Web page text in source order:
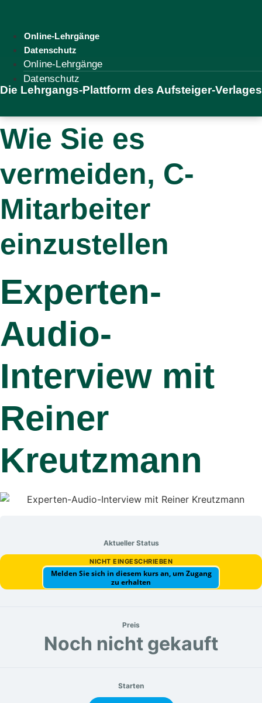
Online-Lehrgänge
Datenschutz
Online-Lehrgänge
Datenschutz
Die Lehrgangs-Plattform des Aufsteiger-Verlages
Wie Sie es
vermeiden, C-
Mitarbeiter
einzustellen
Experten-
Audio-
Interview mit
Reiner
Kreutzmann
Aktueller Status
NICHT EINGESCHRIEBEN
Melden Sie sich in diesem kurs an, um Zugang
zu erhalten
Preis
Noch nicht gekauft
Starten